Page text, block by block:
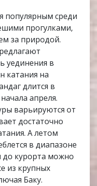
популярным среди
прогулками,
за природой.
уединения в
катания на
длится в
апреля.
варьируются от
достаточно
А летом
в диапазоне
до курорта можно
из крупных
Баку.